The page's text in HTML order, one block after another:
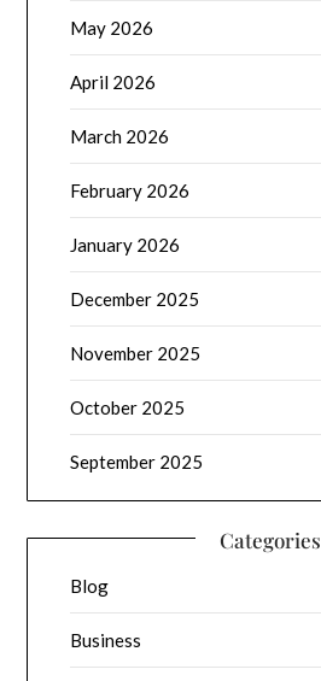
May 2026
April 2026
March 2026
February 2026
January 2026
December 2025
November 2025
October 2025
September 2025
Categories
Blog
Business